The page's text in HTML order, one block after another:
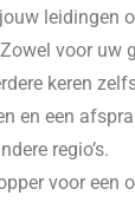
leidingen
voor uw
keren
en een
regio’s.
voor een